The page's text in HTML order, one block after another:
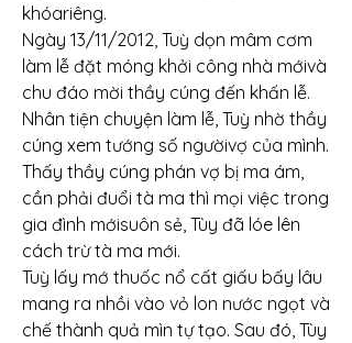
khóariêng.
Ngày 13/11/2012, Tuỳ dọn mâm cơm
làm lễ đặt móng khởi công nhà mớivà
chu đáo mời thầy cúng đến khấn lễ.
Nhân tiện chuyện làm lễ, Tuỳ nhờ thầy
cúng xem tướng số ngườivợ của mình.
Thấy thầy cúng phán vợ bị ma ám,
cần phải đuổi tà ma thì mọi việc trong
gia đình mớisuôn sẻ, Tùy đã lóe lên
cách trừ tà ma mới.
Tuỳ lấy mớ thuốc nổ cất giấu bấy lâu
mang ra nhồi vào vỏ lon nước ngọt và
chế thành quả mìn tự tạo. Sau đó, Tùy